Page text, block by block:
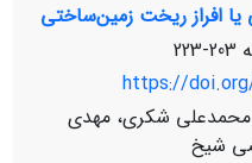
یا افراز ریخت زمین‌ساختی
203-223
https://doi.org/
محمدعلی شکری، مهدی
شیخ